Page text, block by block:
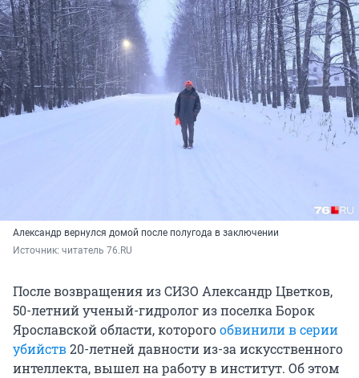
Александр вернулся домой после полугода в заключении
Источник: читатель 76.RU
После возвращения из СИЗО Александр Цветков,
50-летний ученый-гидролог из поселка Борок
Ярославской области, которогообвинили в серии
убийств20-летней давности из-за искусственного
интеллекта, вышел на работу в институт. Об этом